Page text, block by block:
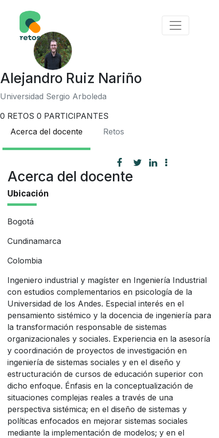
Alejandro Ruiz Nariño
Universidad Sergio Arboleda
0 RETOS 0 PARTICIPANTES
Acerca del docente
Retos
Acerca del docente
Ubicación
Bogotá
Cundinamarca
Colombia
Ingeniero industrial y magíster en Ingeniería Industrial
con estudios complementarios en psicología de la
Universidad de los Andes. Especial interés en el
pensamiento sistémico y la docencia de ingeniería para
la transformación responsable de sistemas
organizacionales y sociales. Experiencia en la asesoría
y coordinación de proyectos de investigación en
ingeniería de sistemas sociales y en el diseño y
estructuración de cursos de educación superior con
dicho enfoque. Énfasis en la conceptualización de
situaciones complejas reales a través de una
perspectiva sistémica; en el diseño de sistemas y
políticas enfocados en mejorar sistemas sociales
mediante la implementación de modelos; y en el